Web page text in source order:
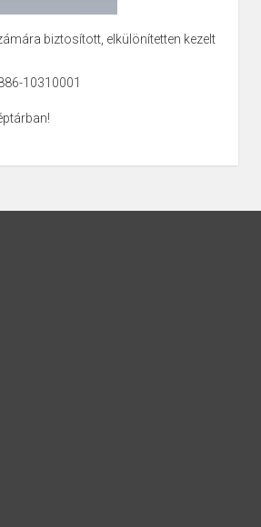
biztosított, elkülönítetten kezelt
10310001